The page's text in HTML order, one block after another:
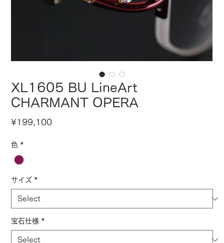
XL1605 BU LineArt
CHARMANT OPERA
¥199,100Price
色 *
サイズ *
宝石仕様 *